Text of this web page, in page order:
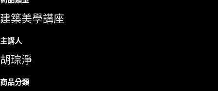
建築美學講座
主講人
胡琮淨
商品分類